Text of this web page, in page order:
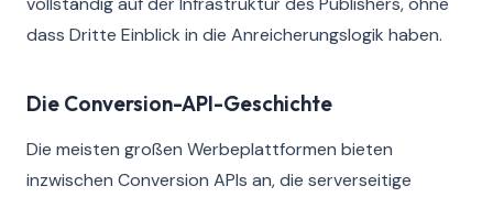
dass Dritte Einblick in die Anreicherungslogik haben.
Die Conversion-API-Geschichte
Die meisten großen Werbeplattformen bieten
inzwischen Conversion APIs an, die serverseitige